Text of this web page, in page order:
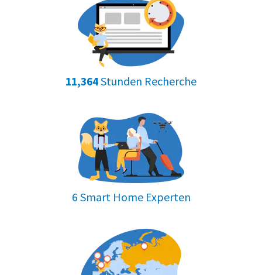
11,364Stunden Recherche
6 Smart Home Experten